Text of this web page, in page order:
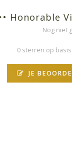
Honorable
Nog niet
0 sterren op
JE